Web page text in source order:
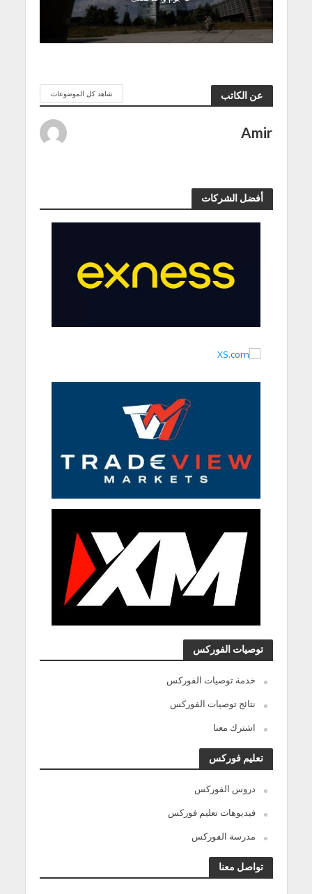
عن الكاتب شاهد كل الموضوعات
Amir
أفضل الشركات
توصيات الفوركس
خدمة توصيات الفوركس
نتائج توصيات الفوركس
اشترك معنا
تعليم فوركس
دروس الفوركس
فيديوهات تعليم فوركس
مدرسة الفوركس
تواصل معنا